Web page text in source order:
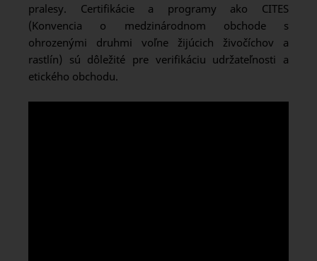
pralesy. Certifikácie a programy ako CITES
(Konvencia o medzinárodnom obchode s
ohrozenými druhmi voľne žijúcich živočíchov a
rastlín) sú dôležité pre verifikáciu udržateľnosti a
etického obchodu.